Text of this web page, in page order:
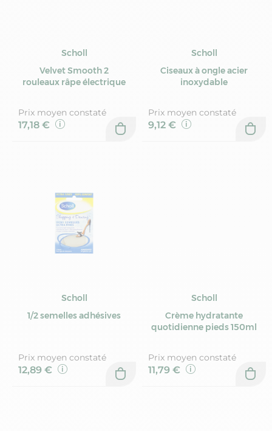
Scholl
Velvet Smooth 2
rouleaux râpe électrique
Prix moyen constaté
17,18 €
Scholl
Ciseaux à ongle acier
inoxydable
Prix moyen constaté
9,12 €
Scholl
1/2 semelles adhésives
Prix moyen constaté
12,89 €
Scholl
Crème hydratante
quotidienne pieds 150ml
Prix moyen constaté
11,79 €